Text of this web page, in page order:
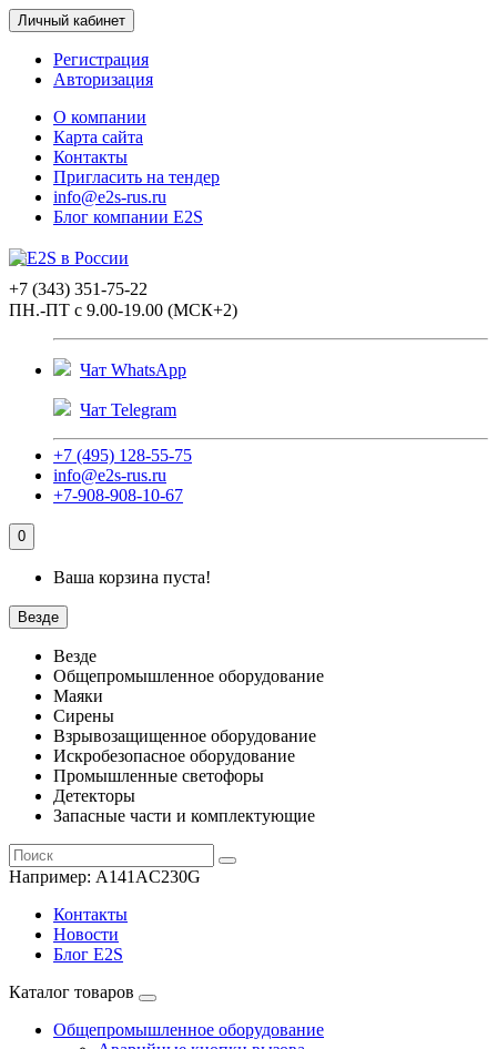
Личный кабинет
Регистрация
Авторизация
О компании
Карта сайта
Контакты
Пригласить на тендер
info@e2s-rus.ru
Блог компании E2S
+7 (343) 351-75-22
ПН.-ПТ с 9.00-19.00 (МСК+2)
Чат WhatsApp
Чат Telegram
+7 (495) 128-55-75
info@e2s-rus.ru
+7-908-908-10-67
0
Ваша корзина пуста!
Везде
Везде
Общепромышленное оборудование
Маяки
Сирены
Взрывозащищенное оборудование
Искробезопасное оборудование
Промышленные светофоры
Детекторы
Запасные части и комплектующие
Например: A141AC230G
Контакты
Новости
Блог E2S
Каталог товаров
Общепромышленное оборудование